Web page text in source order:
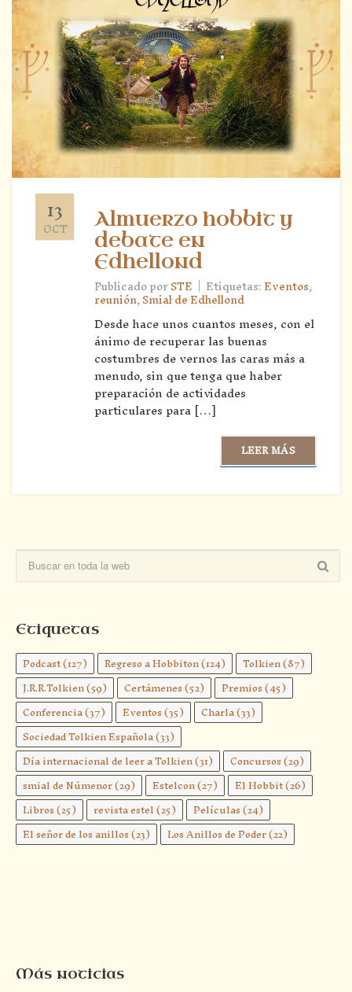
13
OCT
Almuerzo hobbit y
debate en
Edhellond
Publicado porSTE | Etiquetas:Eventos,
reunión,Smial de Edhellond
Desde hace unos cuantos meses, con el
ánimo de recuperar las buenas
costumbres de vernos las caras más a
menudo, sin que tenga que haber
preparación de actividades
particulares para […]
LEER MÁS
Etiquetas
Podcast(127) Regreso a Hobbiton(124) Tolkien(87)
J.R.R.Tolkien(59) Certámenes(52) Premios(45)
Conferencia(37) Eventos(35) Charla(33)
Sociedad Tolkien Española(33)
Día internacional de leer a Tolkien(31) Concursos(29)
smial de Númenor(29) Estelcon(27) El Hobbit(26)
Libros(25) revista estel(25) Películas(24)
El señor de los anillos(23) Los Anillos de Poder(22)
Más noticias